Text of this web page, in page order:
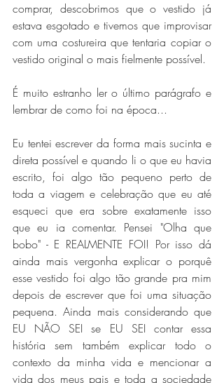
comprar, descobrimos que o vestido já
estava esgotado e tivemos que improvisar
com uma costureira que tentaria copiar o
vestido original o mais fielmente possível.
É muito estranho ler o último parágrafo e
lembrar de como foi na época...
Eu tentei escrever da forma mais sucinta e
direta possível e quando li o que eu havia
escrito, foi algo tão pequeno perto de
toda a viagem e celebração que eu até
esqueci que era sobre exatamente isso
que eu ia comentar. Pensei "Olha que
bobo" - E REALMENTE FOI! Por isso dá
ainda mais vergonha explicar o porquê
esse vestido foi algo tão grande pra mim
depois de escrever que foi uma situação
pequena. Ainda mais considerando que
EU NÃO SEI se EU SEI contar essa
história sem também explicar todo o
contexto da minha vida e mencionar a
vida dos meus pais e toda a sociedade